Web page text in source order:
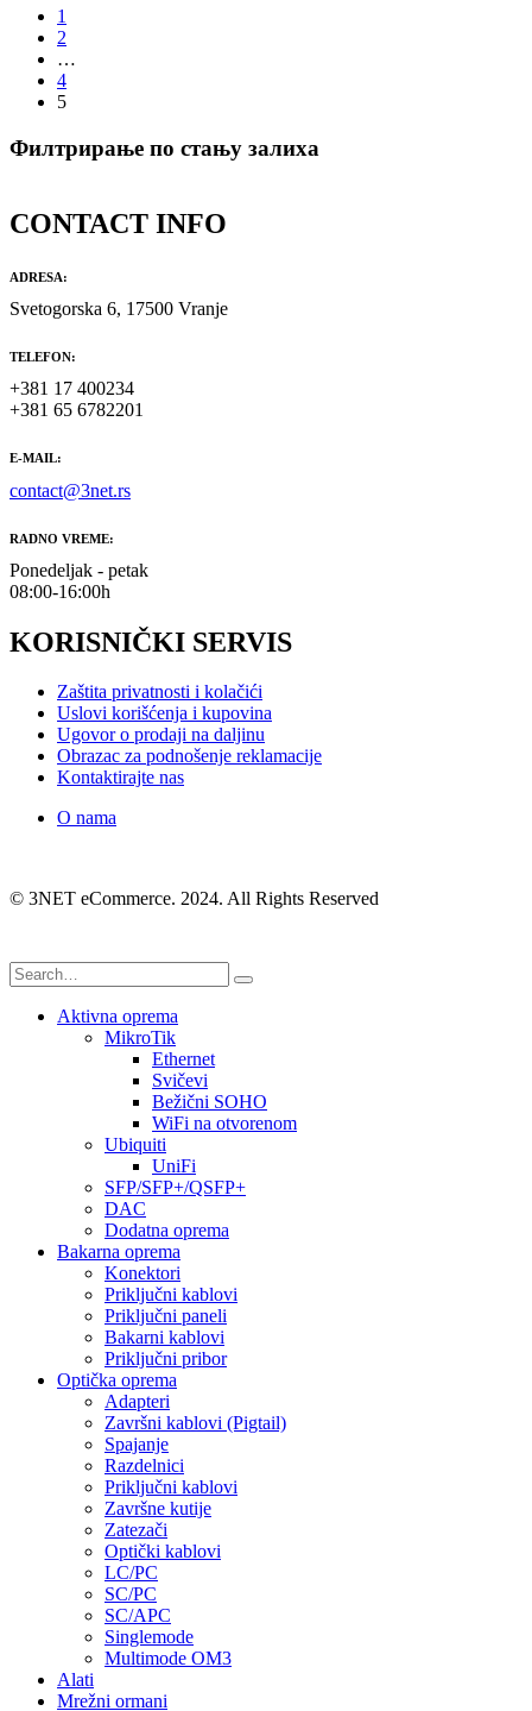
1
2
…
4
5
Филтрирање по стању залиха
CONTACT INFO
ADRESA:
Svetogorska 6, 17500 Vranje
TELEFON:
+381 17 400234
+381 65 6782201
E-MAIL:
contact@3net.rs
RADNO VREME:
Ponedeljak - petak
08:00-16:00h
KORISNIČKI SERVIS
Zaštita privatnosti i kolačići
Uslovi korišćenja i kupovina
Ugovor o prodaji na daljinu
Obrazac za podnošenje reklamacije
Kontaktirajte nas
O nama
© 3NET eCommerce. 2024. All Rights Reserved
Aktivna oprema
MikroTik
Ethernet
Svičevi
Bežični SOHO
WiFi na otvorenom
Ubiquiti
UniFi
SFP/SFP+/QSFP+
DAC
Dodatna oprema
Bakarna oprema
Konektori
Priključni kablovi
Priključni paneli
Bakarni kablovi
Priključni pribor
Optička oprema
Adapteri
Završni kablovi (Pigtail)
Spajanje
Razdelnici
Priključni kablovi
Završne kutije
Zatezači
Optički kablovi
LC/PC
SC/PC
SC/APC
Singlemode
Multimode OM3
Alati
Mrežni ormani